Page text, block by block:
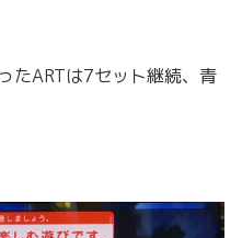
たARTは7セット継続、青